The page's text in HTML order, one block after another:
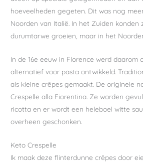
hoeveelheden gegeten. Dit was nog
Noorden van Italië. In het Zuiden konden
durumtarwe groeien, maar in het
In de 16e eeuw in Florence werd daarom
alternatief voor pasta ontwikkeld.
als kleine crêpes gemaakt. De originele
Crespelle alla Fiorentina. Ze worden
ricotta en er wordt een heleboel witte
overheen geschonken.
Keto Crespelle
Ik maak deze flinterdunne crêpes door